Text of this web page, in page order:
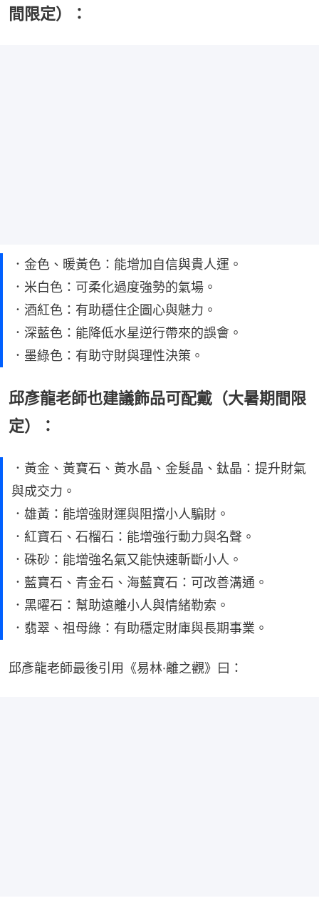
間限定）：
．金色、暖黃色：能增加自信與貴人運。
．米白色：可柔化過度強勢的氣場。
．酒紅色：有助穩住企圖心與魅力。
．深藍色：能降低水星逆行帶來的誤會。
．墨綠色：有助守財與理性決策。
邱彥龍老師也建議飾品可配戴（大暑期間限
定）：
．黃金、黃寶石、黃水晶、金髮晶、鈦晶：提升財氣
與成交力。
．雄黃：能增強財運與阻擋小人騙財。
．紅寶石、石榴石：能增強行動力與名聲。
．硃砂：能增強名氣又能快速斬斷小人。
．藍寶石、青金石、海藍寶石：可改善溝通。
．黑曜石：幫助遠離小人與情緒勒索。
．翡翠、祖母綠：有助穩定財庫與長期事業。
邱彥龍老師最後引用《易林·離之觀》曰：